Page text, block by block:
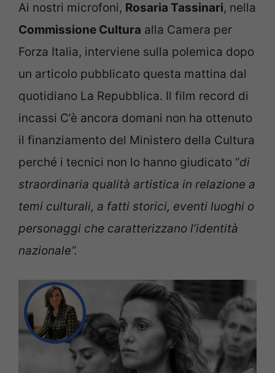
Ai nostri microfoni, Rosaria Tassinari, nella
Commissione Cultura alla Camera per
Forza Italia, interviene sulla polemica dopo
un articolo pubblicato questa mattina dal
quotidiano La Repubblica. Il film record di
incassi C’è ancora domani non ha ottenuto
il finanziamento del Ministero della Cultura
perché i tecnici non lo hanno giudicato “di
straordinaria qualità artistica in relazione a
temi culturali, a fatti storici, eventi luoghi o
personaggi che caratterizzano l’identità
nazionale”.